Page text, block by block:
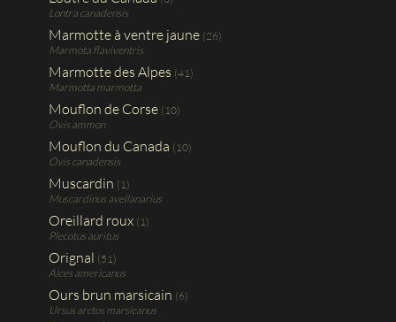
Lontra canadensis
Marmotte à ventre jaune (26)
Marmota flaviventris
Marmotte des Alpes (41)
Marmotta marmotta
Mouflon de Corse (10)
Ovis ammon
Mouflon du Canada (10)
Ovis canadensis
Muscardin (1)
Muscardinus avellanarius
Oreillard roux (1)
Plecotus auritus
Orignal (51)
Alces americanus
Ours brun marsicain (6)
Ursus arctos marsicanus